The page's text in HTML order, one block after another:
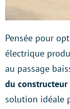
Pensée pour
électrique
au passage
du constructeur
solution idéale